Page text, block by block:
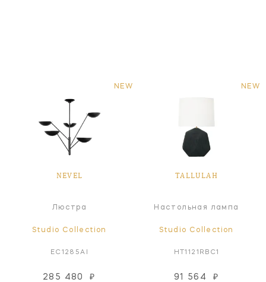
NEW
NEVEL
Люстра
Studio Collection
EC1285AI
285 480 ₽
NEW
TALLULAH
Настольная лампа
Studio Collection
HT1121RBC1
91 564 ₽